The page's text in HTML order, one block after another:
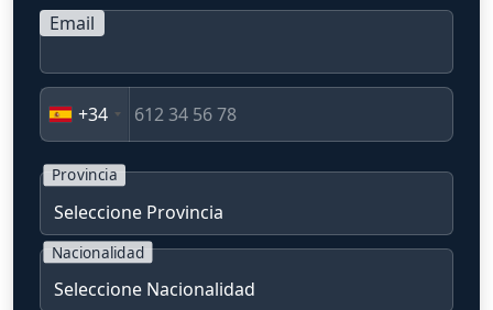
Email
+34
Provincia
Nacionalidad